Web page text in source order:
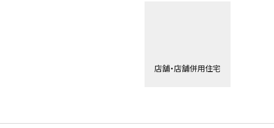
店舗・店舗併用住宅